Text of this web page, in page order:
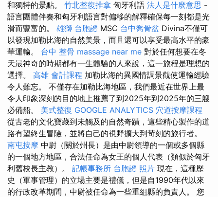
和獨特的景點。 竹北整復推拿 匈牙利語 法人是什麼意思 -
語言團體伴奏和匈牙利語言對偏移的解釋確保每一刻都是光
滑而豐富的。 雄獅 台胞證 MSC 台中喬骨盆 Divina不僅可
以發現加勒比海的自然美景，而且還可以享受最高水平的豪
華運輸。 台中 整骨 massage near me 對於任何想要在冬
天最神奇的時期都有一生體驗的人來說，這一旅程是理想的
選擇。 高雄 會計課程 加勒比海的異國情調景觀使運輸經驗
令人難忘。 不僅存在加勒比海地區，我們最近在世界上最
令人印象深刻的目的地上推薦了到2025年到2025年的三艘
必備船。 美式整復 GOOGLE ANALYTICS 穴道按摩課程
從古老的文化寶藏到未觸及的自然奇蹟，這些精心製作的道
路有望終生冒險，並將自己的視野擴大到苛刻的旅行者。
南屯按摩 中尉（關於州長）是由中尉領導的一個或多個縣
的一個地方地區，合法任命為女王的個人代表（類似於匈牙
利舊校長主教）。 記帳事務所 台胞證 照片 現在，這種歷
史（軍事管理）的立場主要是禮儀，但是自1990年代以來
的行政改革期間，中尉被任命為一些重組縣的負責人。 您